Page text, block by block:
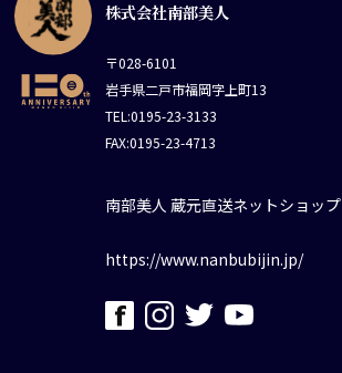
株式会社南部美人
〒028-6101
岩手県二戸市福岡字上町13
TEL:0195-23-3133
FAX:0195-23-4713
南部美人 蔵元直送ネットショップ
https://www.nanbubijin.jp/